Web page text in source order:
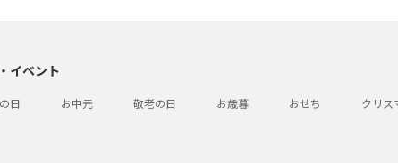
イベント
日 お中元 敬老の日 お歳暮 おせち クリス